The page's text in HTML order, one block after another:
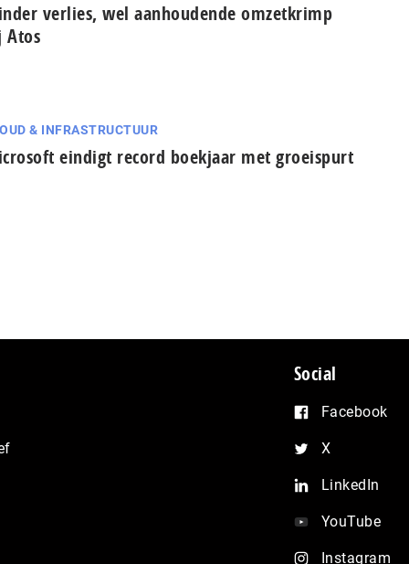
verlies, wel aanhoudende omzetkrimp
Atos
& INFRASTRUCTUUR
eindigt record boekjaar met groeispurt
Social
Facebook
X
LinkedIn
YouTube
Instagram